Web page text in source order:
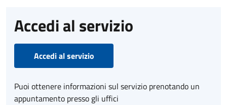
Accedi al servizio
Accedi al servizio
Puoi ottenere informazioni sul servizio prenotando un
appuntamento presso gli uffici